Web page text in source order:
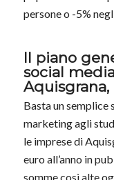
persone o -5%
Il piano
social
Aquisgrana,
Basta un semplice
marketing agli
le imprese di
euro all’anno in
somme così alte